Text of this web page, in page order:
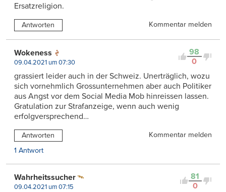
Ersatzreligion.
Antworten Kommentar melden
98
0
Wokeness
09.04.2021 um 07:30
grassiert leider auch in der Schweiz. Unerträglich, wozu
sich vornehmlich Grossunternehmen aber auch Politiker
aus Angst vor dem Social Media Mob hinreissen lassen.
Gratulation zur Strafanzeige, wenn auch wenig
erfolgversprechend…
Antworten
Kommentar melden
1 Antwort
81
0
Wahrheitssucher
09.04.2021 um 07:15